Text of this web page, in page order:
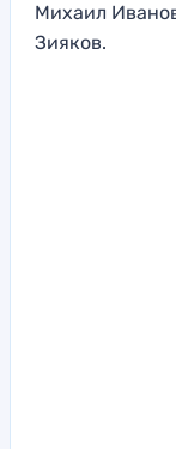
Михаил
Зияков.